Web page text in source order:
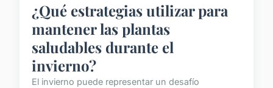
¿Qué estrategias utilizar para
mantener las plantas
saludables durante el
invierno?
El invierno puede representar un desafío